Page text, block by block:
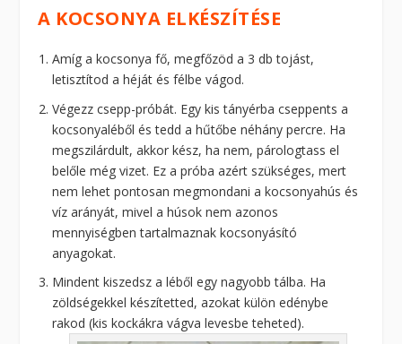
A KOCSONYA ELKÉSZÍTÉSE
Amíg a kocsonya fő, megfőzöd a 3 db tojást,
letisztítod a héját és félbe vágod.
Végezz csepp-próbát. Egy kis tányérba cseppents a
kocsonyaléből és tedd a hűtőbe néhány percre. Ha
megszilárdult, akkor kész, ha nem, párologtass el
belőle még vizet. Ez a próba azért szükséges, mert
nem lehet pontosan megmondani a kocsonyahús és
víz arányát, mivel a húsok nem azonos
mennyiségben tartalmaznak kocsonyásító
anyagokat.
Mindent kiszedsz a léből egy nagyobb tálba. Ha
zöldségekkel készítetted, azokat külön edénybe
rakod (kis kockákra vágva levesbe teheted).